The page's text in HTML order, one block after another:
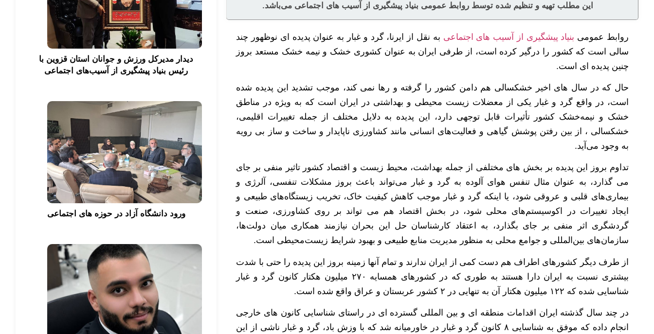
این مطلب تهیه و تنظیم شده توسط روابط عمومی بنیاد پیشگیری از آسیب های اجتماعی می‌باشد.
روابط عمومی بنیاد پیشگیری از آسیب های اجتماعی به نقل از ایرنا، گرد و غبار به عنوان پدیده ای نوظهور چند
سالی است که کشور را درگیر کرده است، از طرفی ایران به عنوان کشوری خشک و نیمه خشک مستعد بروز
چنین پدیده ای است.
حال که در سال های اخیر خشکسالی هم دامن کشور را گرفته و رها نمی کند، موجب تشدید این پدیده شده
است، در واقع گرد و غبار یکی از معضلات زیست‌ محیطی و بهداشتی در ایران است که به ویژه در مناطق
خشک و نیمه‌خشک کشور تأثیرات قابل توجهی دارد، این پدیده به دلایل مختلف از جمله تغییرات اقلیمی،
خشکسالی ، از بین رفتن پوشش گیاهی و فعالیت‌های انسانی مانند کشاورزی ناپایدار و ساخت و ساز بی رویه
به وجود می‌آید.
تداوم بروز این پدیده بر بخش های مختلفی از جمله بهداشت، محیط زیست و اقتصاد کشور تاثیر منفی بر جای
می گذارد، به عنوان مثال تنفس هوای آلوده به گرد و غبار می‌تواند باعث بروز مشکلات تنفسی، آلرژی و
بیماری‌های قلبی و عروقی شود، یا اینکه گرد و غبار موجب کاهش کیفیت خاک، تخریب زیستگاه‌های طبیعی و
ایجاد تغییرات در اکوسیستم‌های محلی شود، در بخش اقتصاد هم می تواند بر روی کشاورزی، صنعت و
گردشگری اثر منفی بر جای بگذارد، به اعتقاد کارشناسان حل این بحران نیازمند همکاری میان دولت‌ها،
سازمان‌های بین‌المللی و جوامع محلی به منظور مدیریت منابع طبیعی و بهبود شرایط زیست‌محیطی است.
از طرف دیگر کشورهای اطراف هم دست کمی از ایران ندارند و تمام آنها زمینه بروز این پدیده را حتی با شدت
بیشتری نسبت به ایران دارا هستند به طوری که در کشورهای همسایه ۲۷۰ میلیون هکتار کانون گرد و غبار
شناسایی شده که ۱۲۲ میلیون هکتار آن به تنهایی در ۲ کشور عربستان و عراق واقع شده است.
در چند سال گذشته ایران اقدامات منطقه ای و بین المللی گسترده ای در راستای شناسایی کانون های خارجی
انجام داده که موفق به شناسایی ٨ کانون گرد و غبار در خاورمیانه شد که با وزش باد، گرد و غبار ناشی از این
دیدار مدیرکل ورزش و جوانان استان قزوین با
رئیس بنیاد پیشگیری از آسیب‌های اجتماعی
ورود دانشگاه آزاد در حوزه های اجتماعی